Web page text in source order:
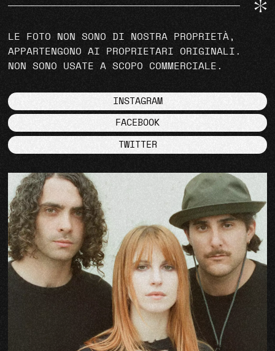
LE FOTO NON SONO DI NOSTRA PROPRIETÀ,
APPARTENGONO AI PROPRIETARI ORIGINALI.
NON SONO USATE A SCOPO COMMERCIALE.
INSTAGRAM
FACEBOOK
TWITTER